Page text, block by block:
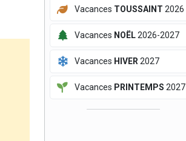
Vacances TOUSSAINT 2026
Vacances NOËL2026-2027
Vacances HIVER 2027
Vacances PRINTEMPS 2027